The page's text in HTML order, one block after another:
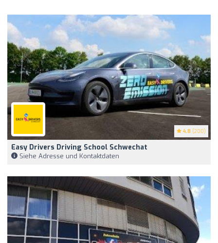
4.8 (200)
Easy Drivers Driving School Schwechat
Siehe Adresse und Kontaktdaten